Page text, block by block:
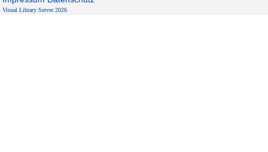
Visual Library Server 2026